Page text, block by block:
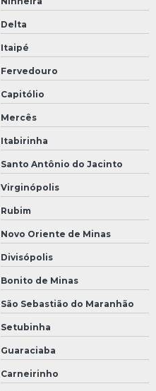
Delta
Itaipé
Fervedouro
Capitólio
Mercês
Itabirinha
Santo Antônio do Jacinto
Virginópolis
Rubim
Novo Oriente de Minas
Divisópolis
Bonito de Minas
São Sebastião do Maranhão
Setubinha
Guaraciaba
Carneirinho